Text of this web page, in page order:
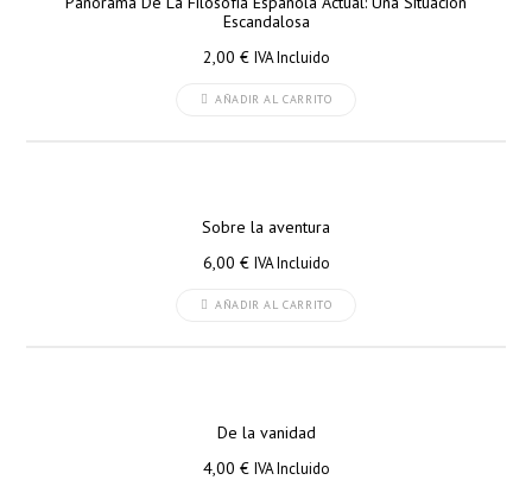
Escandalosa
2,00 € IVA Incluido
AÑADIR AL CARRITO
Sobre la aventura
6,00 € IVA Incluido
AÑADIR AL CARRITO
De la vanidad
4,00 € IVA Incluido